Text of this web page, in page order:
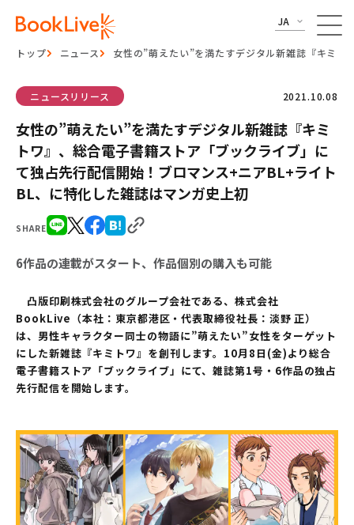
JA
トップ ニュース 女性の”萌えたい”を満たすデジタル新雑誌『キミ
SHARE
ニュースリリース 2021.10.08
女性の”萌えたい”を満たすデジタル新雑誌『キミ
トワ』、総合電子書籍ストア「ブックライブ」に
て独占先行配信開始！ブロマンス+ニアBL+ライト
BL、に特化した雑誌はマンガ史上初
6作品の連載がスタート、作品個別の購入も可能
凸版印刷株式会社のグループ会社である、株式会社
BookLive（本社：東京都港区・代表取締役社長：淡野 正）
は、男性キャラクター同士の物語に”萌えたい”女性をターゲット
にした新雑誌『キミトワ』を創刊します。10月8日(金)より総合
電子書籍ストア「ブックライブ」にて、雑誌第1号・6作品の独占
先行配信を開始します。